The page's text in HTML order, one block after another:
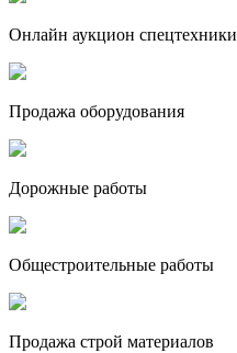
Онлайн аукцион спецтехники
Продажа оборудования
Дорожные работы
Общестроительные работы
Продажа строй материалов